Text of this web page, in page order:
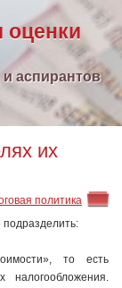
оценки
аспирантов
их
политика
подразделить:
то есть